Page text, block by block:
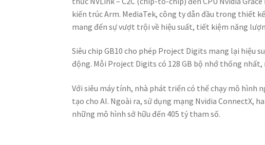
kiến trúc Arm. MediaTek, công ty dẫn đầu trong thiết
mang đến sự vượt trội về hiệu suất, tiết kiệm năng
Siêu chip GB10 cho phép Project Digits mang lại hiệu
động. Mỗi Project Digits có 128 GB bộ nhớ thống
Với siêu máy tính, nhà phát triển có thể chạy mô hình
tạo cho AI. Ngoài ra, sử dụng mạng Nvidia ConnectX,
những mô hình sở hữu đến 405 tỷ tham số.